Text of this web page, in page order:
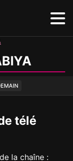
télé
la chaîne :